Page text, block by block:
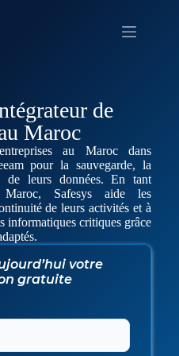
de
Maroc
au Maroc dans
pour la sauvegarde, la
de leurs données. En tant
Maroc, Safesys aide les
de leurs activités et à
informatiques critiques grâce
votre
gratuite